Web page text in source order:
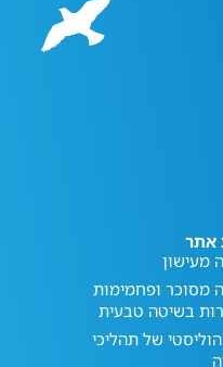
אתר
מעישון
מסוכר ופחמימות
בשיטה טבעית
הוליסטי של תהליכי